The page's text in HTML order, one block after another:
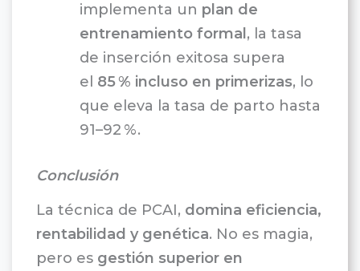
implementa un plan de
entrenamiento formal, la tasa
de inserción exitosa supera
el 85 % incluso en primerizas, lo
que eleva la tasa de parto hasta
91–92 %.
Conclusión
La técnica de PCAI, domina eficiencia,
rentabilidad y genética. No es magia,
pero es gestión superior en